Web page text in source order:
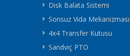
Disk Balata Sistemi
Sonsuz Vida Mekanizması
4x4 Transfer Kutusu
Sandviç PTO